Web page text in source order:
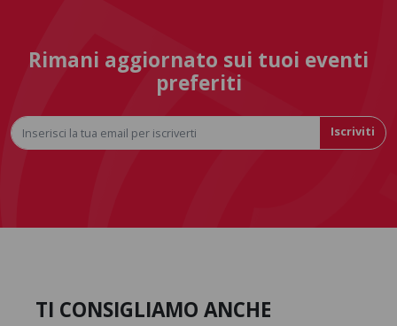
Rimani aggiornato sui tuoi eventi
preferiti
Iscriviti
TI CONSIGLIAMO ANCHE